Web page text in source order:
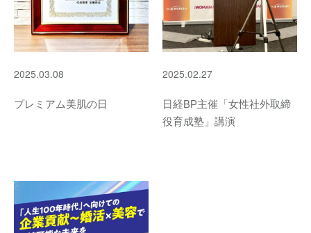
2025.03.08
プレミアム美肌の日
2025.02.27
日経BP主催「女性社外取締
役育成塾」講演